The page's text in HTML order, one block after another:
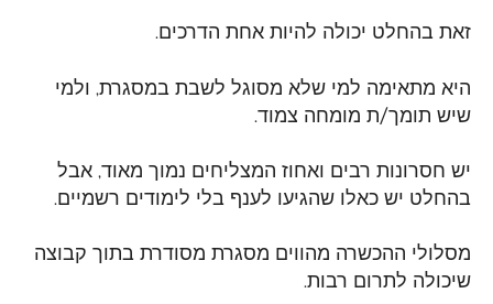
זאת בהחלט יכולה להיות אחת הדרכים.
היא מתאימה למי שלא מסוגל לשבת במסגרת, ולמי
שיש תומך/ת מומחה צמוד.
יש חסרונות רבים ואחוז המצליחים נמוך מאוד, אבל
בהחלט יש כאלו שהגיעו לענף בלי לימודים רשמיים.
מסלולי ההכשרה מהווים מסגרת מסודרת בתוך קבוצה
שיכולה לתרום רבות.